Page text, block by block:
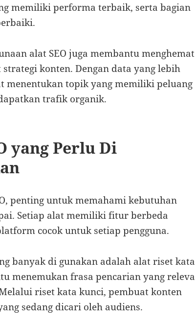
memiliki performa terbaik, serta bagian
alat SEO juga membantu menghemat
konten. Dengan data yang lebih
menentukan topik yang memiliki peluang
trafik organik.
yang Perlu Di
penting untuk memahami kebutuhan
Setiap alat memiliki fitur berbeda
cocok untuk setiap pengguna.
banyak di gunakan adalah alat riset kata
menemukan frasa pencarian yang
riset kata kunci, pembuat konten
sedang dicari oleh audiens.